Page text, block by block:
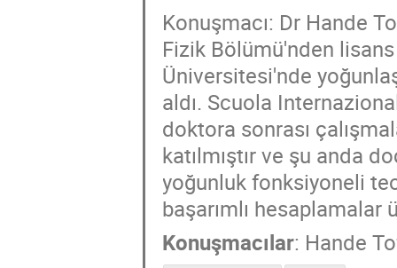
Konuşmacı: Dr Hande
Fizik Bölümü'nden
Üniversitesi'nde
aldı. Scuola
doktora sonrası
katılmıştır ve şu anda
yoğunluk fonksiyoneli
başarımlı
Konuşmacılar: Hande